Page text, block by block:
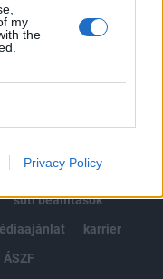
my
the
Privacy Policy
süti beállítások
karrier
ÁSZF